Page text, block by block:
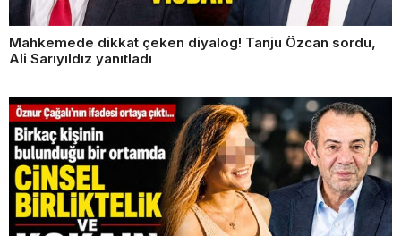
Mahkemede dikkat çeken diyalog! Tanju Özcan sordu,
Ali Sarıyıldız yanıtladı